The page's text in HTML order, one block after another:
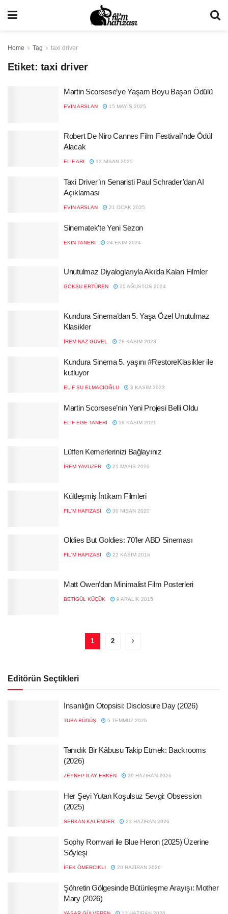
Home Tag taxi driver
Etiket: taxi driver
Martin Scorsese’ye Yaşam Boyu Başarı Ödülü
EVIN ARSLAN 15 MAYIS 2025
Robert De Niro Cannes Film Festivali’nde Ödül
Alacak
ELIF ARI 12 NISAN 2025
Taxi Driver’ın Senaristi Paul Schrader’dan AI
Açıklaması
EVIN ARSLAN 21 OCAK 2025
Sinematek’te Yeni Sezon
EKIN TANERI 24 EKIM 2024
Unutulmaz Diyaloglarıyla Akılda Kalan Filmler
GÖKSU ERTÜREN 25 AĞUSTOS 2024
Kundura Sinema’dan 5. Yaşa Özel Unutulmaz
Klasikler
İREM NAZ GÜVEL 28 KASIM 2023
Kundura Sinema 5. yaşını #RestoreKlasikler ile
kutluyor
ELIF SU ELMACIOĞLU 3 KASIM 2023
Martin Scorsese’nin Yeni Projesi Belli Oldu
ELIF EGE TANERI 19 KASIM 2021
Lütfen Kemerlerinizi Bağlayınız
İREM YAVUZER 25 MAYIS 2020
Kültleşmiş İntikam Filmleri
FIL'M HAFIZASI 30 NISAN 2020
Oldies But Goldies: 70’ler ABD Sineması
FIL'M HAFIZASI 22 KASIM 2016
Matt Owen’dan Minimalist Film Posterleri
BETIGÜL KÜÇÜK 9 ARALIK 2015
1 2
Editörün Seçtikleri
İnsanlığın Otopsisi: Disclosure Day (2026)
TUBA BÜDÜŞ 5 TEMMUZ 2026
Tanıdık Bir Kâbusu Takip Etmek: Backrooms
(2026)
ZEYNEP İLAY ERKEN 29 HAZIRAN 2026
Her Şeyi Yutan Koşulsuz Sevgi: Obsession
(2025)
SERKAN KALENDER 23 HAZIRAN 2026
Sophy Romvari ile Blue Heron (2025) Üzerine
Söyleşi
İPEK ÖMERCIKLI 20 HAZIRAN 2026
Şöhretin Gölgesinde Bütünleşme Arayışı: Mother
Mary (2026)